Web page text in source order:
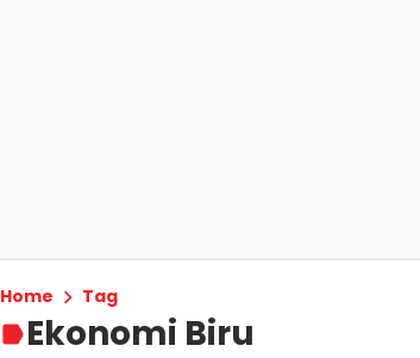
Home Tag
Ekonomi Biru